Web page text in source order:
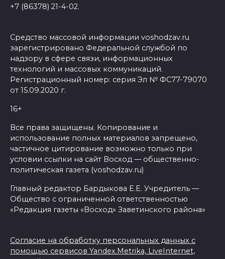
+7 (86378) 21-4-02.
Средство массовой информации voshodzav.ru
зарегистрировано Федеральной службой по
надзору в сфере связи, информационных
технологий и массовых коммуникаций.
Регистрационный номер: серия Эл № ФС77-79070
от 15.09.2020 г.
16+
Все права защищены. Копирование и
использование полных материалов запрещено,
частичное цитирование возможно только при
условии ссылки на сайт Восход — общественно-
политическая газета (voshodzav.ru)
Главный редактор Бардыкова Е.Е. Учредитель —
Общество с ограниченной ответственностью
«Редакция газеты «Восход» Заветинского района»
Согласие на обработку персональных данных с
помощью сервисов Yandex.Metrika, LiveInternet,